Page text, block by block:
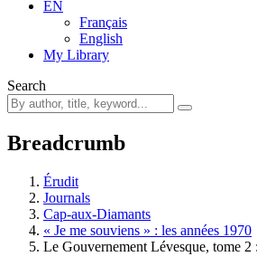
EN
Français
English
My Library
Search
Breadcrumb
Érudit
Journals
Cap-aux-Diamants
« Je me souviens » : les années 1970
Le Gouvernement Lévesque, tome 2
…